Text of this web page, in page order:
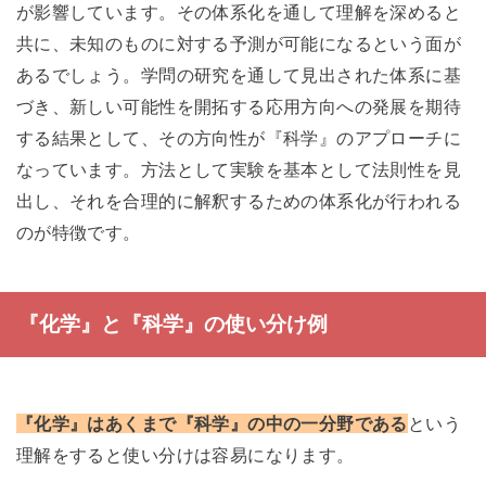
が影響しています。その体系化を通して理解を深めると
共に、未知のものに対する予測が可能になるという面が
あるでしょう。学問の研究を通して見出された体系に基
づき、新しい可能性を開拓する応用方向への発展を期待
する結果として、その方向性が『科学』のアプローチに
なっています。方法として実験を基本として法則性を見
出し、それを合理的に解釈するための体系化が行われる
のが特徴です。
『化学』と『科学』の使い分け例
『化学』はあくまで『科学』の中の一分野である という
理解をすると使い分けは容易になります。